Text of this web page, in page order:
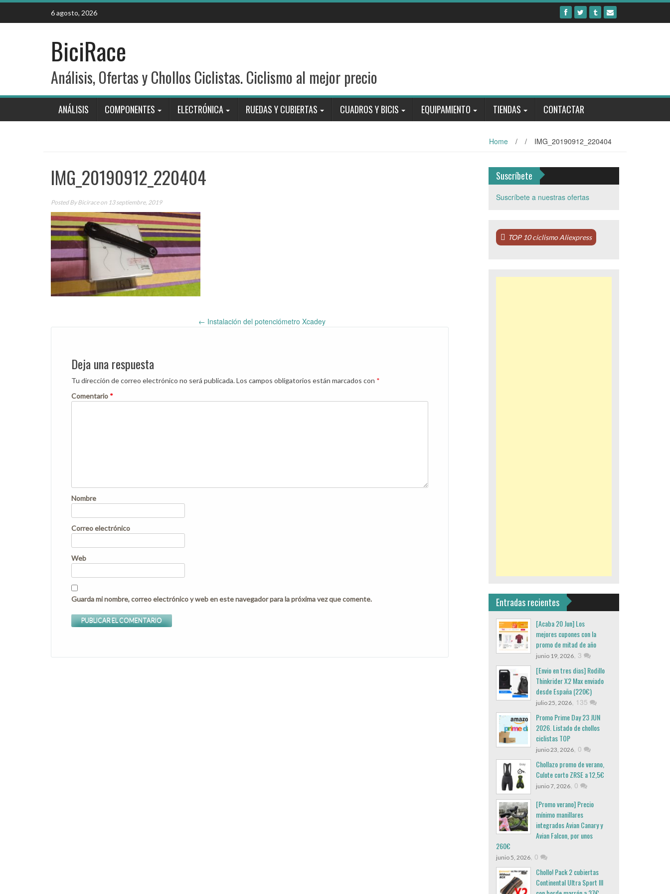
Skip
content
6 agosto, 2026
BiciRace
Análisis, Ofertas y Chollos Ciclistas. Ciclismo al mejor precio
ANÁLISIS COMPONENTES ELECTRÓNICA RUEDAS Y CUBIERTAS CUADROS Y BICIS EQUIPAMIENTO TIENDAS CONTACTAR
Home / / IMG_20190912_220404
IMG_20190912_220404
Posted ByBiciraceon 13 septiembre, 2019
Post
navigation
← Instalación del potenciómetro Xcadey
Deja una respuesta
Tu dirección de correo electrónico no será publicada.Los campos obligatorios están marcados con *
Comentario *
Nombre
Correo electrónico
Web
Guarda mi nombre, correo electrónico y web en este navegador para la próxima vez que comente.
Suscríbete
Suscríbete a nuestras ofertas
TOP 10 ciclismo Aliexpress
Entradas recientes
[Acaba 20 Jun] Los
mejores cupones con la
promo de mitad de año
junio 19, 2026, 3
[Envio en tres dias] Rodillo
Thinkrider X2 Max enviado
desde España (220€)
julio 25, 2026, 135
Promo Prime Day 23 JUN
2026. Listado de chollos
ciclistas TOP
junio 23, 2026, 0
Chollazo promo de verano,
Culote corto ZRSE a 12,5€
junio 7, 2026, 0
[Promo verano] Precio
mínimo manillares
integrados Avian Canary y
Avian Falcon, por unos
260€
junio 5, 2026, 0
Chollo! Pack 2 cubiertas
Continental Ultra Sport III